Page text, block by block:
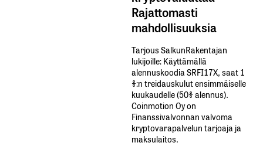
Rajattomasti
mahdollisuuksia
Tarjous SalkunRakentajan
lukijoille: Käyttämällä​ ​
alennuskoodia​ ​SRFI17X,​ ​saat​ ​1
%:n treidauskulut​ ​ensimmäiselle​ ​
kuukaudelle​ ​(50%​ ​alennus).
Coinmotion Oy on
Finanssivalvonnan valvoma
kryptovarapalvelun tarjoaja ja
maksulaitos.